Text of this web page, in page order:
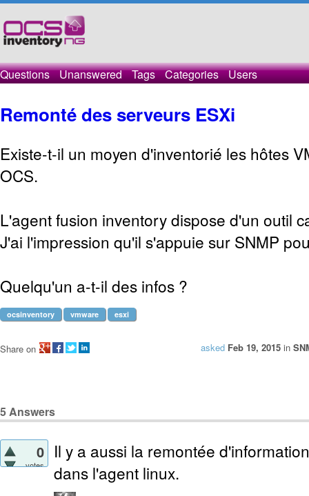
Questions Unanswered Tags Categories Users
Remonté des serveurs ESXi
Existe-t-il un moyen d'inventorié les hôtes
OCS.
L'agent fusion inventory dispose d'un outil
J'ai l'impression qu'il s'appuie sur SNMP
Quelqu'un a-t-il des infos ?
ocsinventory vmware esxi
asked Feb 19, 2015 in
Share on
5Answers
0
votes
Il y a aussi la remontée
dans l'agent linux.